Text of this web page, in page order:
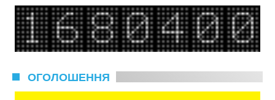
ОГОЛОШЕННЯ